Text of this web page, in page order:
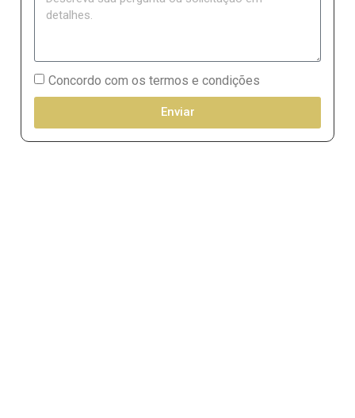
Concordo com os termos e condições
Enviar